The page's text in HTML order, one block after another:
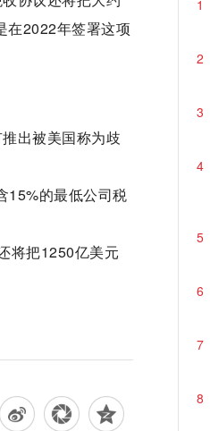
在2022年签署这项
出被美国称为歧
15%的最低公司税
将把1250亿美元
1
2
3
4
5
6
7
8